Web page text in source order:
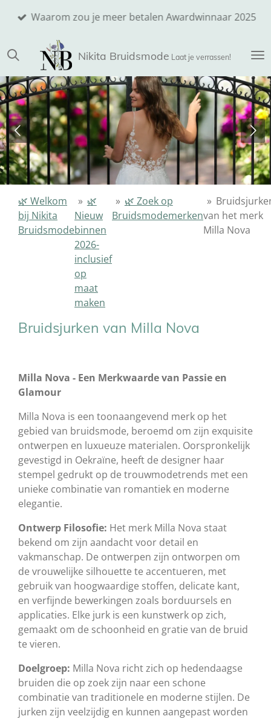
de
hoofdinhoud
Nikita Bruidsmode Laat je verrassen!
Waarom zou je meer betalen Awardwinnaar 2025
🌿 Welkom
bij Nikita
Bruidsmode
» 🌿
Nieuw
binnen
2026-
inclusief
op
maat
maken
» 🌿 Zoek op
Bruidsmodemerken
»
van het merk
Milla Nova
Bruidsjurken van Milla Nova
Milla Nova - Een Merkwaarde van Passie en
Glamour
Milla Nova is een toonaangevend merk op het
gebied van bruidsmode, beroemd om zijn exquisite
ontwerpen en luxueuze materialen. Oorspronkelijk
gevestigd in Oekraïne, heeft de designer haar
stempel gedrukt op de trouwmodetrends met een
unieke combinatie van romantiek en moderne
elegantie.
Ontwerp Filosofie: Het merk Milla Nova staat
bekend om zijn aandacht voor detail en
vakmanschap. De ontwerpen zijn ontworpen om
de vrouwelijke silhouette te accentueren, met
gebruik van hoogwaardige stoffen, delicate kant,
en verfijnde bewerkingen zoals borduursels en
applicaties. Elke jurk is een kunstwerk op zich,
gemaakt om de schoonheid en gratie van de bruid
te vieren.
Doelgroep: Milla Nova richt zich op hedendaagse
bruiden die op zoek zijn naar een schone
combinatie van traditionele en moderne stijlen. De
jurken zijn veelzijdig en kunnen aangepast worden